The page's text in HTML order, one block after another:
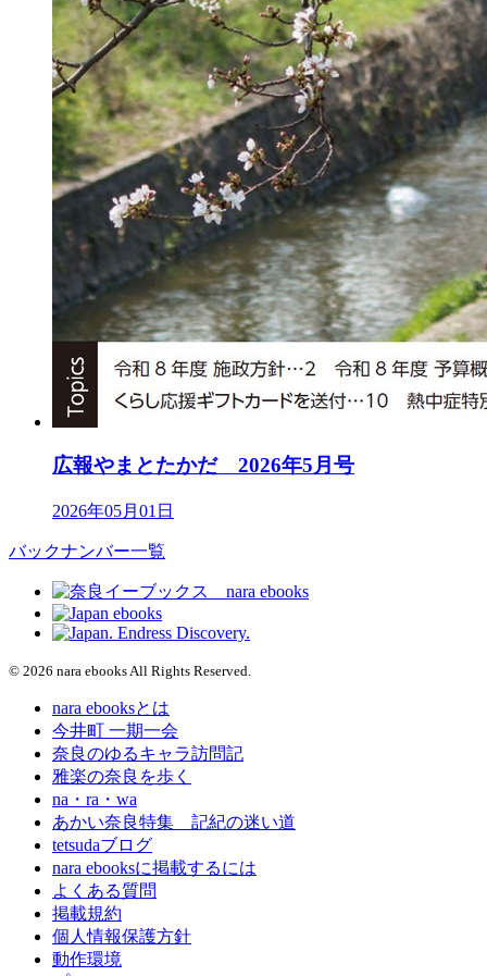
広報やまとたかだ 2026年5月号
2026年05月01日
バックナンバー一覧
© 2026 nara ebooks All Rights Reserved.
nara ebooksとは
今井町 一期一会
奈良のゆるキャラ訪問記
雅楽の奈良を歩く
na・ra・wa
あかい奈良特集 記紀の迷い道
tetsudaブログ
nara ebooksに掲載するには
よくある質問
掲載規約
個人情報保護方針
動作環境